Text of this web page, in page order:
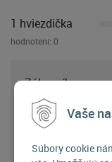
Vaše
Súbory cookie
1 hviezdička
hodnotení: 0
Zákazník
Zákazník